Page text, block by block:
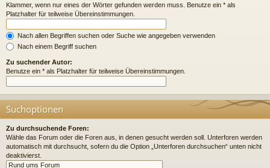
Klammer, wenn nur eines der Wörter gefunden werden muss. Benutze ein * als
Platzhalter für teilweise Übereinstimmungen.
Nach allen Begriffen suchen oder Suche wie angegeben verwenden
Nach einem Begriff suchen
Zu suchender Autor:
Benutze ein * als Platzhalter für teilweise Übereinstimmungen.
Suchoptionen
Zu durchsuchende Foren:
Wähle das Forum oder die Foren aus, in denen gesucht werden soll. Unterforen werden
automatisch mit durchsucht, sofern du die Option „Unterforen durchsuchen“ unten nicht
deaktivierst.